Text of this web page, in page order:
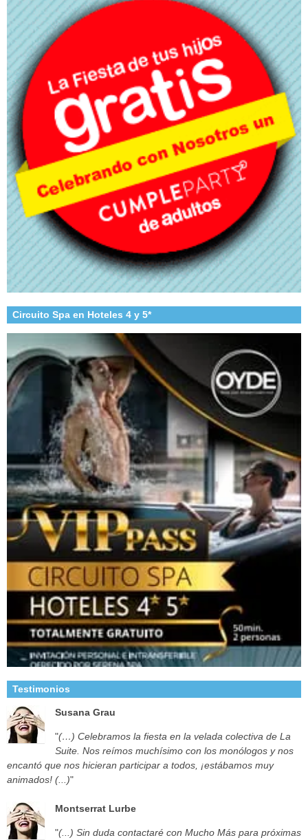
Circuito Spa en Hoteles 4 y 5*
Testimonios
Susana Grau
"(…) Celebramos la fiesta en la velada colectiva de La
Suite. Nos reímos muchísimo con los monólogos y nos
encantó que nos hicieran participar a todos, ¡estábamos muy
animados! (...)"
Montserrat Lurbe
"(...) Sin duda contactaré con Mucho Más para próximas